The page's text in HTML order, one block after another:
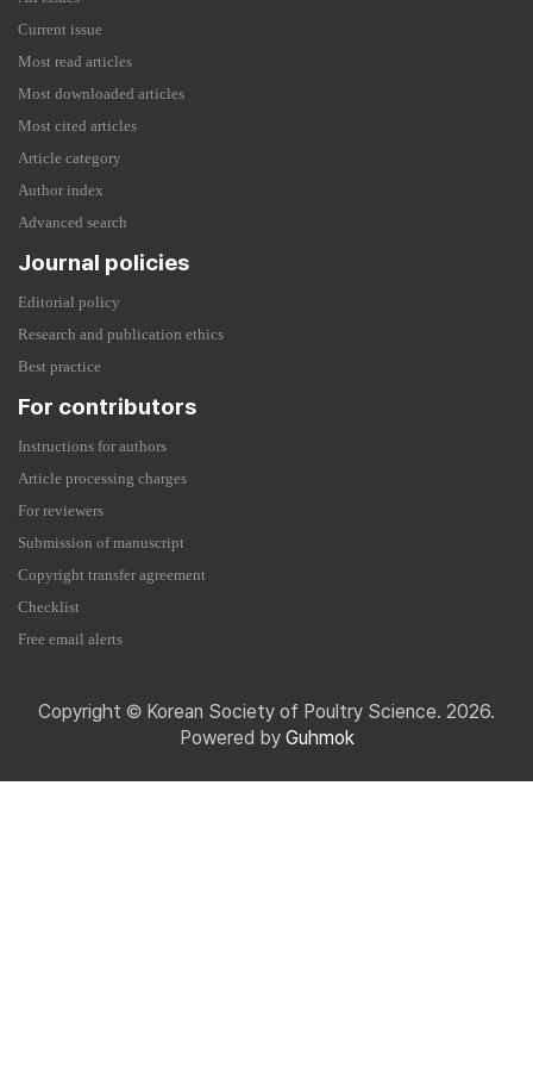
Current issue
Most read articles
Most downloaded articles
Most cited articles
Article category
Author index
Advanced search
Journal policies
Editorial policy
Research and publication ethics
Best practice
For contributors
Instructions for authors
Article processing charges
For reviewers
Submission of manuscript
Copyright transfer agreement
Checklist
Free email alerts
Copyright © Korean Society of Poultry Science. 2026.
Powered by Guhmok